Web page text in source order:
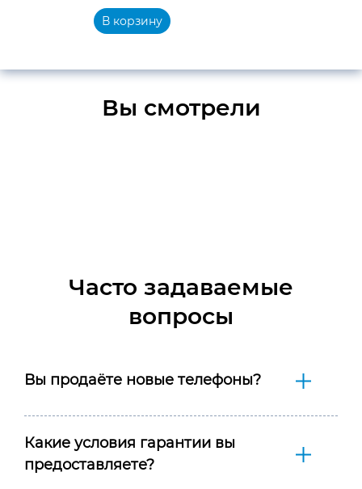
В корзину
Вы смотрели
Часто задаваемые
вопросы
Вы продаёте новые телефоны?
Какие условия гарантии вы
предоставляете?